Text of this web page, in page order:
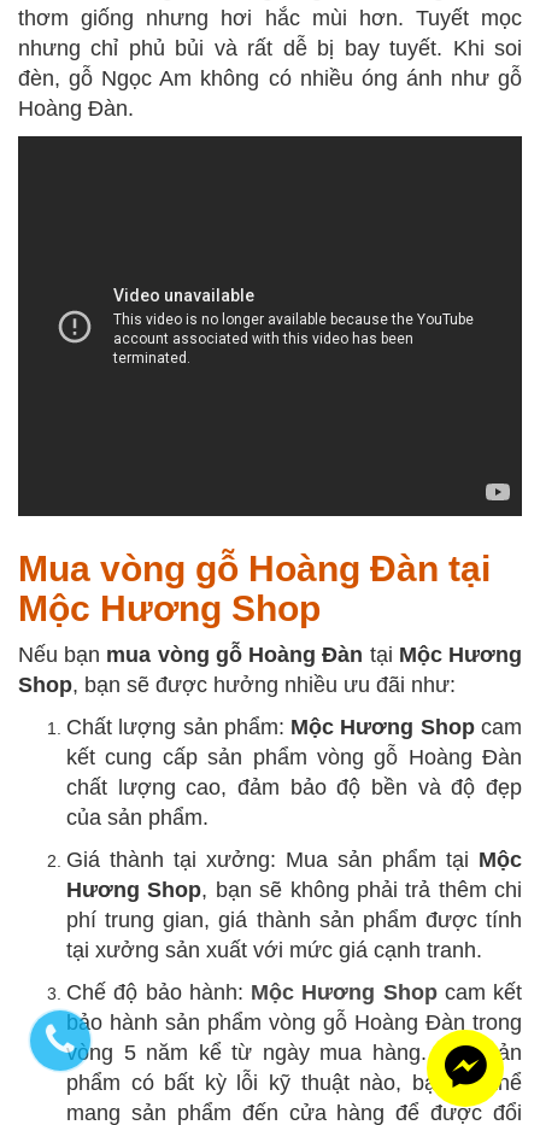
thơm giống nhưng hơi hắc mùi hơn. Tuyết mọc
nhưng chỉ phủ bủi và rất dễ bị bay tuyết. Khi soi
đèn, gỗ Ngọc Am không có nhiều óng ánh như gỗ
Hoàng Đàn.
Mua vòng gỗ Hoàng Đàn tại
Mộc Hương Shop
Nếu bạn mua vòng gỗ Hoàng Đàn tại Mộc Hương
Shop, bạn sẽ được hưởng nhiều ưu đãi như:
Chất lượng sản phẩm: Mộc Hương Shopcam
kết cung cấp sản phẩm vòng gỗ Hoàng Đàn
chất lượng cao, đảm bảo độ bền và độ đẹp
của sản phẩm.
Giá thành tại xưởng: Mua sản phẩm tại Mộc
Hương Shop, bạn sẽ không phải trả thêm chi
phí trung gian, giá thành sản phẩm được tính
tại xưởng sản xuất với mức giá cạnh tranh.
Chế độ bảo hành: Mộc Hương Shopcam kết
bảo hành sản phẩm vòng gỗ Hoàng Đàn trong
vòng 5 năm kể từ ngày mua hàng. Nếu sản
phẩm có bất kỳ lỗi kỹ thuật nào, bạn có thể
mang sản phẩm đến cửa hàng để được đổi